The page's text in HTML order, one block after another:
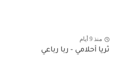
منذ 9 أيام
ثريا أحلامي - ربا رباعي